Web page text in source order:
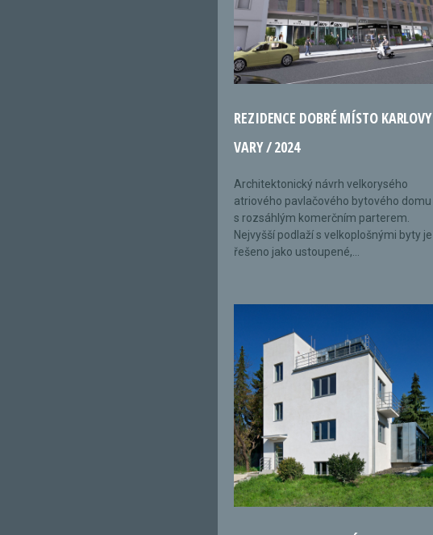
REZIDENCE DOBRÉ MÍSTO KARLOVY
VARY / 2024
Architektonický návrh velkorysého
atriového pavlačového bytového domu
s rozsáhlým komerčním parterem.
Nejvyšší podlaží s velkoplošnými byty je
řešeno jako ustoupené,...